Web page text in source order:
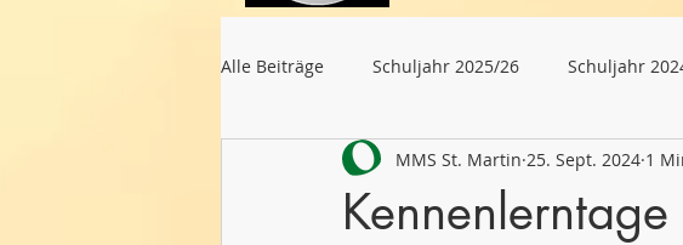
Alle Beiträge Schuljahr 2025/26 Schuljahr
Schuljahr 2021/22 Schuljahr 2020/21
MMS St. Martin 25. Sept. 2024 1